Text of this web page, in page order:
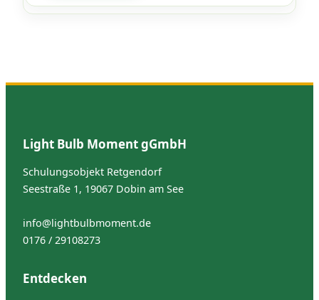
Light Bulb Moment gGmbH
Schulungsobjekt Retgendorf
Seestraße 1, 19067 Dobin am See
info@lightbulbmoment.de
0176 / 29108273
Entdecken